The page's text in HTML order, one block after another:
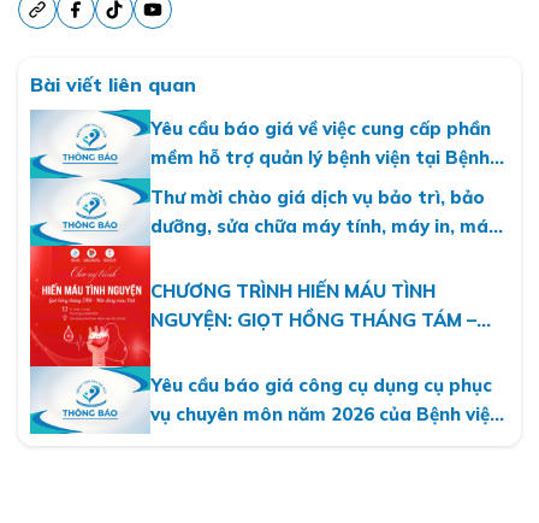
Bài viết liên quan
Yêu cầu báo giá về việc cung cấp phần
mềm hỗ trợ quản lý bệnh viện tại Bệnh
viện Nhi Hà Nội
Thư mời chào giá dịch vụ bảo trì, bảo
dưỡng, sửa chữa máy tính, máy in, máy
CHƯƠNG TRÌNH HIẾN MÁU TÌNH
NGUYỆN: GIỌT HỒNG THÁNG TÁM –
Yêu cầu báo giá công cụ dụng cụ phục
vụ chuyên môn năm 2026 của Bệnh viện